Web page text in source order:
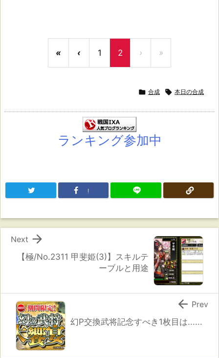
« ‹ 1 2 › »
 合成  本日の合成
ランキング参加中
!
【極/No.2311 甲斐姫(3)】スキルテ
ーブルと用途

Next
幻P交換武将記念すべき1枚目は......
 Prev